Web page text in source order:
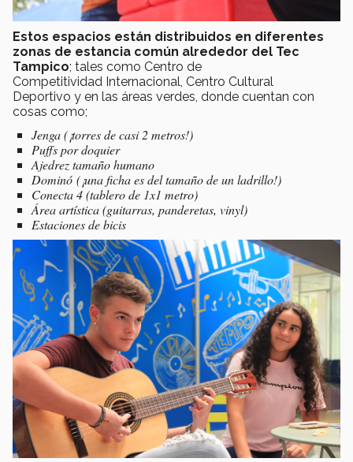
Estos espacios están distribuidos en diferentes
zonas de estancia común alrededor del Tec
Tampico; tales como Centro de
Competitividad Internacional, Centro Cultural
Deportivo y en las áreas verdes, donde cuentan con
cosas como;
Jenga (¡torres de casi 2 metros!)
Puffs por doquier
Ajedrez tamaño humano
Dominó (¡una ficha es del tamaño de un ladrillo!)
Conecta 4 (tablero de 1x1 metro)
Área artística (guitarras, panderetas, vinyl)
Estaciones debicis